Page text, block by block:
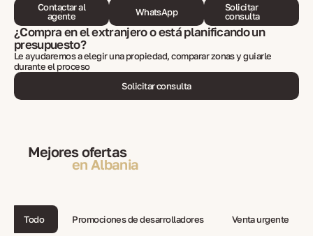
Contactar al
agente
WhatsApp
Solicitar
consulta
¿Compra en el extranjero o está planificando un
presupuesto?
Le ayudaremos a elegir una propiedad, comparar zonas y guiarle
durante el proceso
Solicitar consulta
Mejores ofertas
en Albania
Todo Promociones de desarrolladores Venta urgente